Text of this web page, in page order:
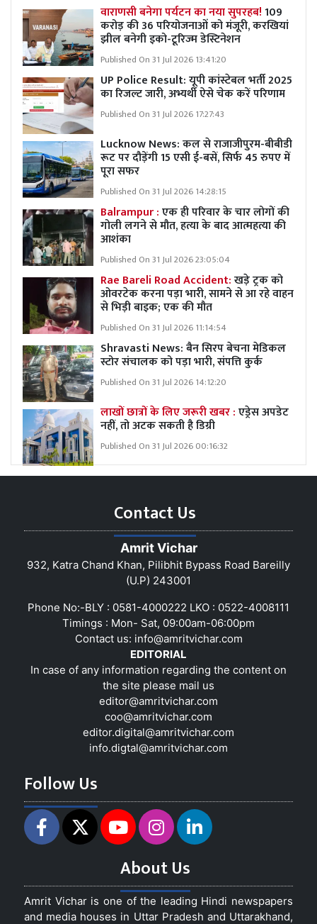
वाराणसी बनेगा पर्यटन का नया सुपरहब!109
करोड़ की 36 परियोजनाओं को मंजूरी, करखियां
झील बनेगी इको-टूरिज्म डेस्टिनेशन
Published On 31 Jul 2026 13:41:20
UP Police Result: यूपी कांस्टेबल भर्ती 2025
का रिजल्ट जारी, अभ्यर्थी ऐसे चेक करें परिणाम
Published On 31 Jul 2026 17:27:43
Lucknow News:कल से राजाजीपुरम-बीबीडी
रूट पर दौड़ेंगी 15 एसी ई-बसें, सिर्फ 45 रुपए में
पूरा सफर
Published On 31 Jul 2026 14:28:15
Balrampur :एक ही परिवार के चार लोगों की
गोली लगने से मौत, हत्या के बाद आत्महत्या की
आशंका
Published On 31 Jul 2026 23:05:04
Rae Bareli Road Accident:खड़े ट्रक को
ओवरटेक करना पड़ा भारी, सामने से आ रहे वाहन
से भिड़ी बाइक; एक की मौत
Published On 31 Jul 2026 11:14:54
Shravasti News:बैन सिरप बेचना मेडिकल
स्टोर संचालक को पड़ा भारी, संपत्ति कुर्क
Published On 31 Jul 2026 14:12:20
लाखों छात्रों के लिए जरूरी खबर :एड्रेस अपडेट
नहीं, तो अटक सकती है डिग्री
Published On 31 Jul 2026 00:16:32
Contact Us
Amrit Vichar
932, Katra Chand Khan, Pilibhit Bypass Road Bareilly
(U.P) 243001
Phone No:-BLY : 0581-4000222 LKO : 0522-4008111
Timings : Mon- Sat, 09:00am-06:00pm
Contact us: info@amritvichar.com
EDITORIAL
In case of any information regarding the content on
the site please mail us
editor@amritvichar.com
coo@amritvichar.com
editor.digital@amritvichar.com
info.digtal@amritvichar.com
Follow Us
About Us
Amrit Vichar is one of the leading Hindi newspapers
and media houses in Uttar Pradesh and Uttarakhand,